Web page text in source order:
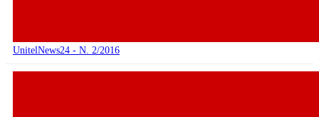
UnitelNews24 - N. 2/2016